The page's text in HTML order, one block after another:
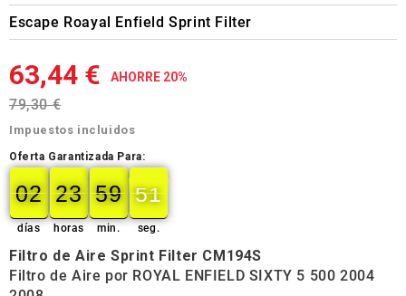
Escape Roayal Enfield Sprint Filter
63,44 € AHORRE 20%
79,30 €
Impuestos incluidos
Oferta Garantizada Para:
02
02
00
días
23
23
00
horas
59
59
00
min.
50
50
51
seg.
Filtro de Aire Sprint Filter CM194S
Filtro de Aire por ROYAL ENFIELD SIXTY 5 500 2004